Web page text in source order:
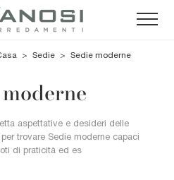
> Sedie > Sedie moderne
aspettative e desideri delle
trovare Sedie moderne capaci
di praticità ed es